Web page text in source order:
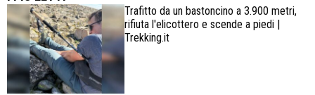
Trafitto da un bastoncino a 3.900 metri,
rifiuta l'elicottero e scende a piedi |
Trekking.it